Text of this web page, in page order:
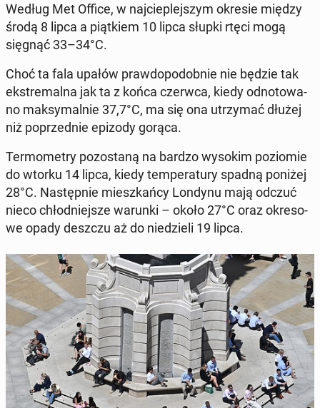
Według Met Office, w naj­cie­plej­szym okresie między
środą 8 lipca a piąt­kiem 10 lipca słupki rtęci mogą
sięgnąć 33–34°C.
Choć ta fala upałów praw­do­po­dob­nie nie będzie tak
eks­tre­mal­na jak ta z końca czerwca, kiedy od­no­to­wa­
no mak­sy­mal­nie 37,7°C, ma się ona utrzy­mać dłużej
niż po­przed­nie epizody gorąca.
Ter­mo­me­try po­zo­sta­ną na bardzo wysokim po­zio­mie
do wtorku 14 lipca, kiedy tem­pe­ra­tu­ry spadną poniżej
28°C. Na­stęp­nie miesz­kań­cy Londynu mają odczuć
nieco chłod­niej­sze warunki – około 27°C oraz okre­so­
we opady deszczu aż do nie­dzie­li 19 lipca.